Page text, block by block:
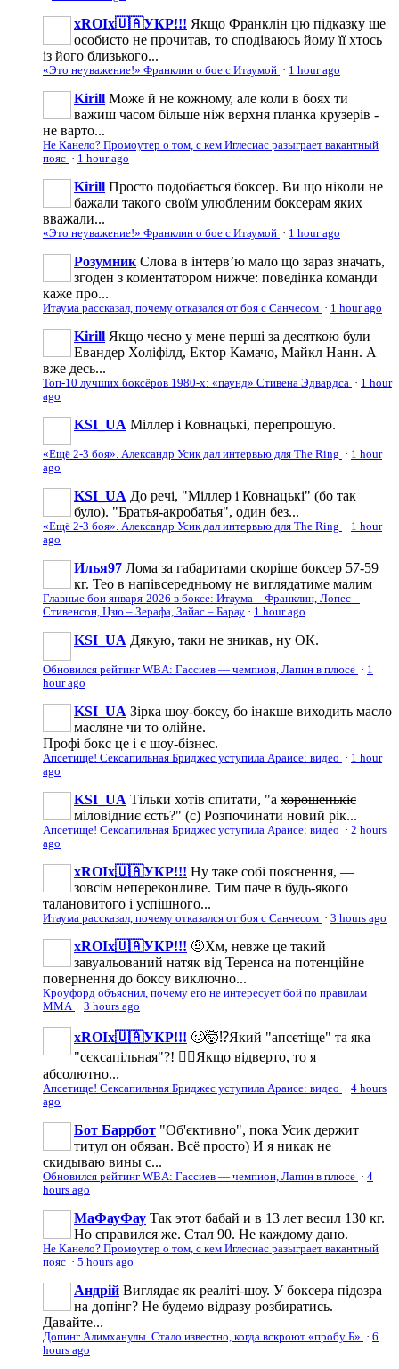
xROIx🇺🇦УКР!!! Якщо Франклін цю підказку ще
особисто не прочитав, то сподіваюсь йому її хтось
із його близького...
«Это неуважение!» Франклин о бое с Итаумой · 1 hour ago
Kirill Може й не кожному, але коли в боях ти
важиш часом більше ніж верхня планка крузерів -
не варто...
Не Канело? Промоутер о том, с кем Иглесиас разыграет вакантный
пояс · 1 hour ago
Kirill Просто подобається боксер. Ви що ніколи не
бажали такого своїм улюбленим боксерам яких
вважали...
«Это неуважение!» Франклин о бое с Итаумой · 1 hour ago
Розумник Слова в інтервʼю мало що зараз значать,
згоден з коментатором нижче: поведінка команди
каже про...
Итаума рассказал, почему отказался от боя с Санчесом · 1 hour ago
Kirill Якщо чесно у мене перші за десяткою були
Евандер Холіфілд, Ектор Камачо, Майкл Нанн. А
вже десь...
Топ-10 лучших боксёров 1980-х: «паунд» Стивена Эдвардса · 1 hour
ago
KSI_UA Міллер і Ковнацькі, перепрошую.
«Ещё 2-3 боя». Александр Усик дал интервью для The Ring · 1 hour
ago
KSI_UA До речі, "Міллер і Ковнацькі" (бо так
було). "Братья-акробатья", один без...
«Ещё 2-3 боя». Александр Усик дал интервью для The Ring · 1 hour
ago
Илья97 Лома за габаритами скоріше боксер 57-59
кг. Тео в напівсередньому не виглядатиме малим
Главные бои января-2026 в боксе: Итаума – Франклин, Лопес –
Стивенсон, Цзю – Зерафа, Зайас – Барау · 1 hour ago
KSI_UA Дякую, таки не зникав, ну ОК.
Обновился рейтинг WBA: Гассиев — чемпион, Лапин в плюсе · 1
hour ago
KSI_UA Зірка шоу-боксу, бо інакше виходить масло
масляне чи то олійне.
Профі бокс це і є шоу-бізнес.
Апсетище! Сексапильная Бриджес уступила Араисе: видео · 1 hour
ago
KSI_UA Тільки хотів спитати, "а хорошенькіє
міловідниє єсть?" (с) Розпочинати новий рік...
Апсетище! Сексапильная Бриджес уступила Араисе: видео · 2 hours
ago
xROIx🇺🇦УКР!!! Ну таке собі пояснення, —
зовсім непереконливе. Тим паче в будь-якого
талановитого і успішного...
Итаума рассказал, почему отказался от боя с Санчесом · 3 hours ago
xROIx🇺🇦УКР!!! 🤨Хм, невже це такий
завуальований натяк від Теренса на потенційне
повернення до боксу виключно...
Кроуфорд объяснил, почему его не интересует бой по правилам
ММА · 3 hours ago
xROIx🇺🇦УКР!!! 🥴🤯⁉️Який "апсєтіще" та яка
"сєксапільная"?! ☝🏼Якщо відверто, то я
абсолютно...
Апсетище! Сексапильная Бриджес уступила Араисе: видео · 4 hours
ago
Бот Баррбот "Об'єктивно", пока Усик держит
титул он обязан. Всё просто) И я никак не
скидываю вины с...
Обновился рейтинг WBA: Гассиев — чемпион, Лапин в плюсе · 4
hours ago
МаФауФау Так этот бабай и в 13 лет весил 130 кг.
Но справился же. Стал 90. Не каждому дано.
Не Канело? Промоутер о том, с кем Иглесиас разыграет вакантный
пояс · 5 hours ago
Андрій Виглядає як реаліті-шоу. У боксера підозра
на допінг? Не будемо відразу розбиратись.
Давайте...
Допинг Алимханулы. Стало известно, когда вскроют «пробу Б» · 6
hours ago